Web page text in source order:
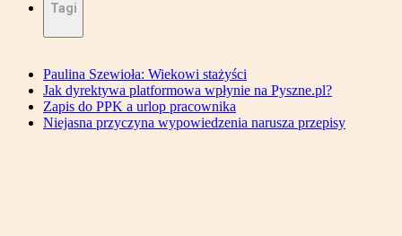
Tagi
Paulina Szewioła: Wiekowi stażyści
Jak dyrektywa platformowa wpłynie na Pyszne.pl?
Zapis do PPK a urlop pracownika
Niejasna przyczyna wypowiedzenia narusza przepisy